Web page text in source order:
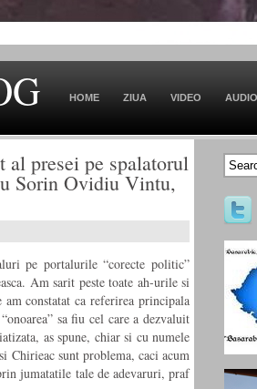
HOME ZIUA VIDEO AUDIO
al presei pe spalatorul
Sorin Ovidiu Vintu,
pe portalurile “corecte politic”
Am sarit peste toate ah-urile si
constatat ca referirea principala
sa fiu cel care a dezvaluit
as spune, chiar si cu numele
Chirieac sunt problema, caci acum
jumatatile tale de adevaruri, praf